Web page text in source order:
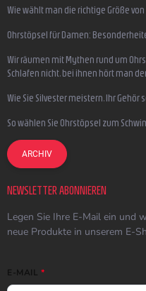
Wie wählt man die richtige Größe
Ohrstöpsel für Damen:
Wir räumen mit Mythen rund um
Schlafen nicht, bei ihnen hört man
Wie Sie Silvester meistern, Ihr
So wählen Sie Ohrstöpsel zum
ARCHIV
NEWSLETTER ABONNIEREN
Legen Sie Ihre E-Mail ein und
neue Produkte in unserem E-
E-MAIL